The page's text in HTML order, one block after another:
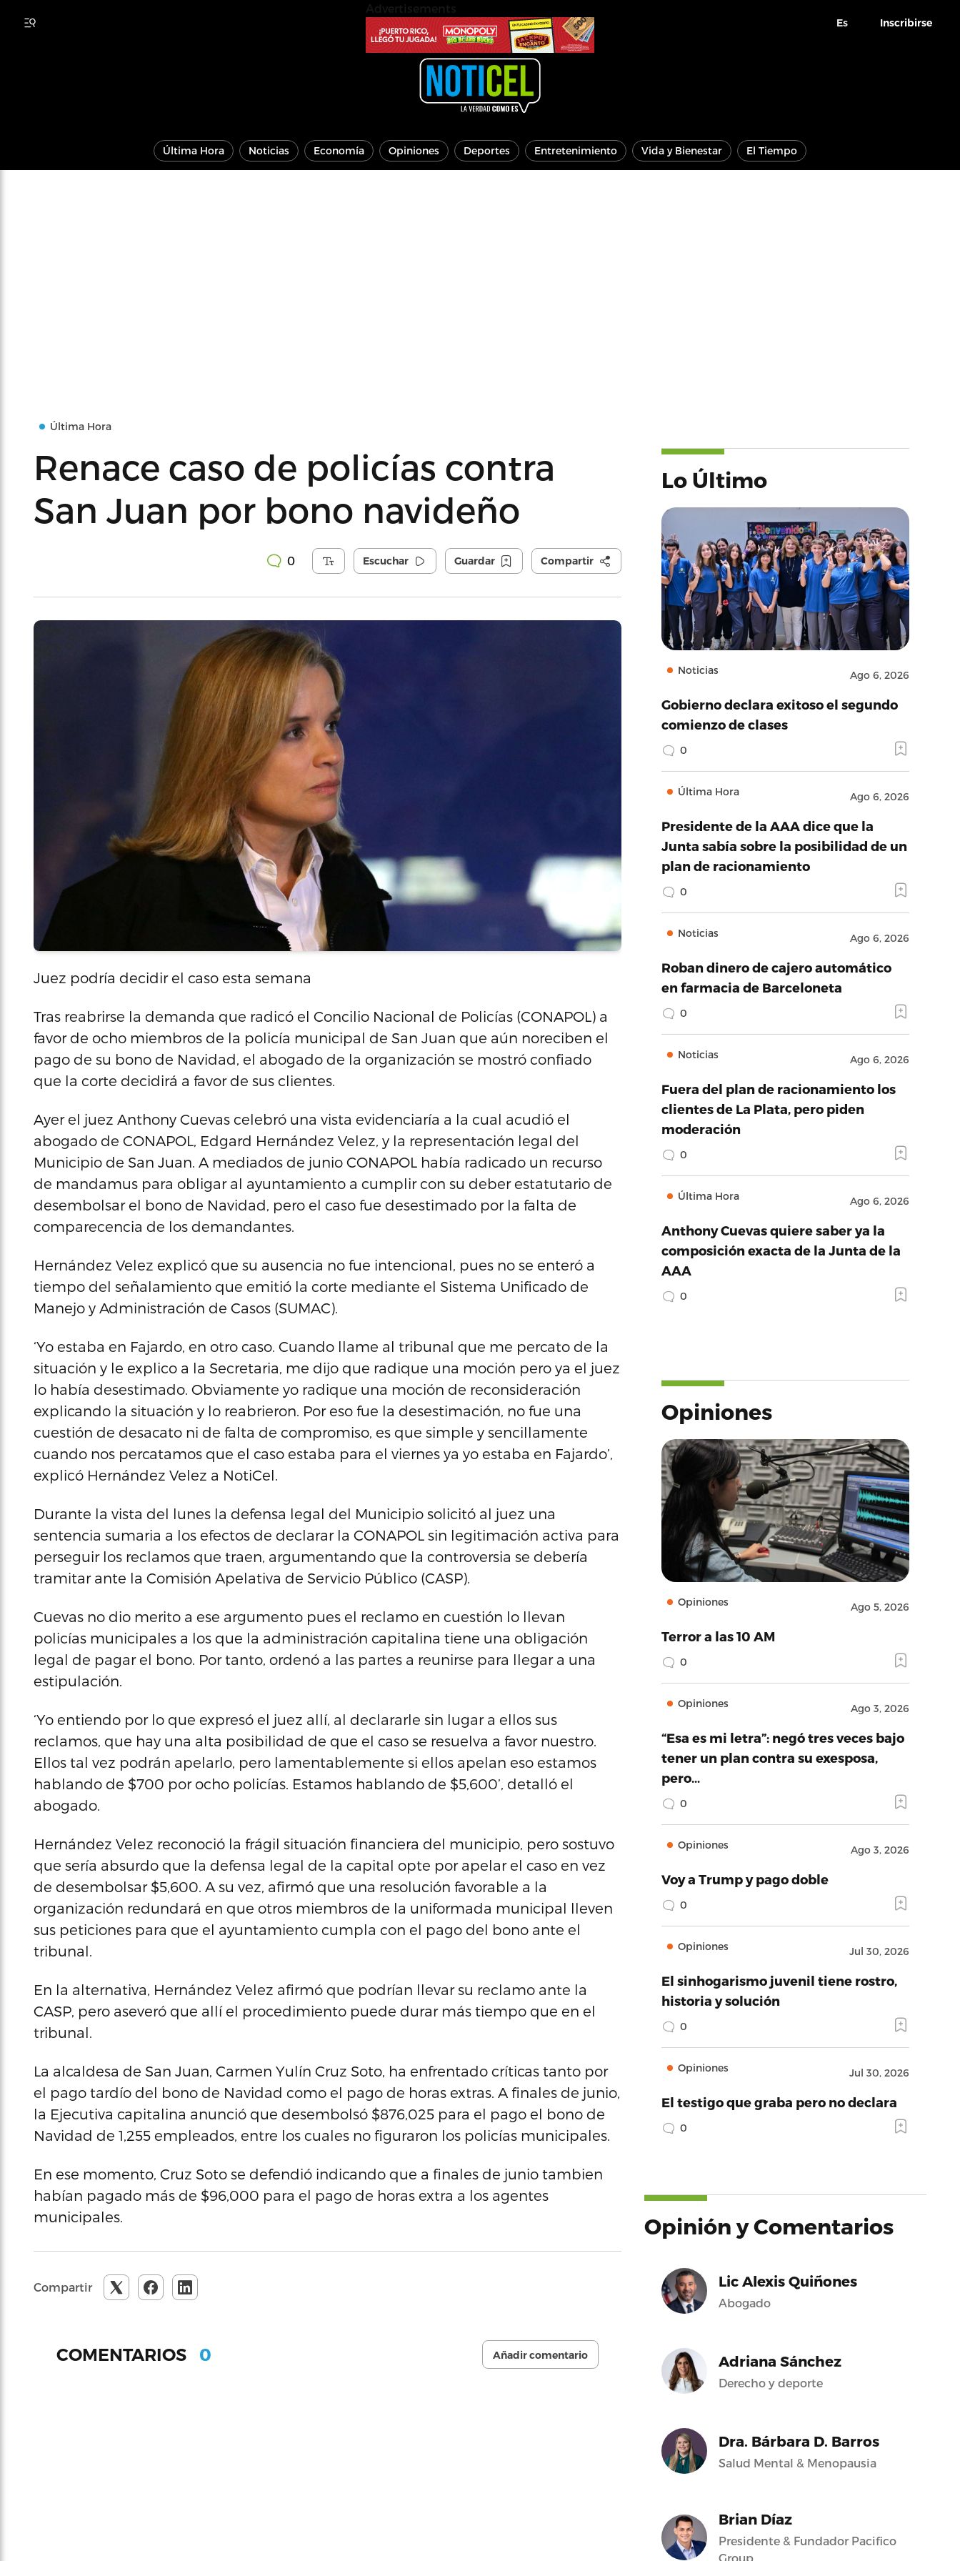
Es Inscribirse
Última Hora Noticias Economía Opiniones Deportes Entretenimiento Vida y Bienestar El Tiempo
Última Hora
Renace caso de policías contra
San Juan por bono navideño
0 Escuchar Guardar Compartir
Juez podría decidir el caso esta semana
Tras reabrirse la demanda que radicó el Concilio Nacional de Policías (CONAPOL) a
favor de ocho miembros de la policía municipal de San Juan que aún noreciben el
pago de su bono de Navidad, el abogado de la organización se mostró confiado
que la corte decidirá a favor de sus clientes.
Ayer el juez Anthony Cuevas celebró una vista evidenciaría a la cual acudió el
abogado de CONAPOL, Edgard Hernández Velez, y la representación legal del
Municipio de San Juan. A mediados de junio CONAPOL había radicado un recurso
de mandamus para obligar al ayuntamiento a cumplir con su deber estatutario de
desembolsar el bono de Navidad, pero el caso fue desestimado por la falta de
comparecencia de los demandantes.
Hernández Velez explicó que su ausencia no fue intencional, pues no se enteró a
tiempo del señalamiento que emitió la corte mediante el Sistema Unificado de
Manejo y Administración de Casos (SUMAC).
‘Yo estaba en Fajardo, en otro caso. Cuando llame al tribunal que me percato de la
situación y le explico a la Secretaria, me dijo que radique una moción pero ya el juez
lo había desestimado. Obviamente yo radique una moción de reconsideración
explicando la situación y lo reabrieron. Por eso fue la desestimación, no fue una
cuestión de desacato ni de falta de compromiso, es que simple y sencillamente
cuando nos percatamos que el caso estaba para el viernes ya yo estaba en Fajardo’,
explicó Hernández Velez a NotiCel.
Durante la vista del lunes la defensa legal del Municipio solicitó al juez una
sentencia sumaria a los efectos de declarar la CONAPOL sin legitimación activa para
perseguir los reclamos que traen, argumentando que la controversia se debería
tramitar ante la Comisión Apelativa de Servicio Público (CASP).
Cuevas no dio merito a ese argumento pues el reclamo en cuestión lo llevan
policías municipales a los que la administración capitalina tiene una obligación
legal de pagar el bono. Por tanto, ordenó a las partes a reunirse para llegar a una
estipulación.
‘Yo entiendo por lo que expresó el juez allí, al declararle sin lugar a ellos sus
reclamos, que hay una alta posibilidad de que el caso se resuelva a favor nuestro.
Ellos tal vez podrán apelarlo, pero lamentablemente si ellos apelan eso estamos
hablando de $700 por ocho policías. Estamos hablando de $5,600’, detalló el
abogado.
Hernández Velez reconoció la frágil situación financiera del municipio, pero sostuvo
que sería absurdo que la defensa legal de la capital opte por apelar el caso en vez
de desembolsar $5,600. A su vez, afirmó que una resolución favorable a la
organización redundará en que otros miembros de la uniformada municipal lleven
sus peticiones para que el ayuntamiento cumpla con el pago del bono ante el
tribunal.
En la alternativa, Hernández Velez afirmó que podrían llevar su reclamo ante la
CASP, pero aseveró que allí el procedimiento puede durar más tiempo que en el
tribunal.
La alcaldesa de San Juan, Carmen Yulín Cruz Soto, ha enfrentado críticas tanto por
el pago tardío del bono de Navidad como el pago de horas extras. A finales de junio,
la Ejecutiva capitalina anunció que desembolsó $876,025 para el pago el bono de
Navidad de 1,255 empleados, entre los cuales no figuraron los policías municipales.
En ese momento, Cruz Soto se defendió indicando que a finales de junio tambien
habían pagado más de $96,000 para el pago de horas extra a los agentes
municipales.
Compartir
COMENTARIOS 0 Añadir comentario
Lo Último
Noticias Ago 6, 2026
Gobierno declara exitoso el segundo
comienzo de clases
0
Última Hora Ago 6, 2026
Presidente de la AAA dice que la
Junta sabía sobre la posibilidad de un
plan de racionamiento
0
Noticias Ago 6, 2026
Roban dinero de cajero automático
en farmacia de Barceloneta
0
Noticias Ago 6, 2026
Fuera del plan de racionamiento los
clientes de La Plata, pero piden
moderación
0
Última Hora Ago 6, 2026
Anthony Cuevas quiere saber ya la
composición exacta de la Junta de la
AAA
0
Opiniones
Opiniones Ago 5, 2026
Terror a las 10 AM
0
Opiniones Ago 3, 2026
“Esa es mi letra”: negó tres veces bajo
tener un plan contra su exesposa,
pero…
0
Opiniones Ago 3, 2026
Voy a Trump y pago doble
0
Opiniones Jul 30, 2026
El sinhogarismo juvenil tiene rostro,
historia y solución
0
Opiniones Jul 30, 2026
El testigo que graba pero no declara
0
Opinión y Comentarios
Lic Alexis Quiñones
Abogado
Adriana Sánchez
Derecho y deporte
Dra. Bárbara D. Barros
Salud Mental & Menopausia
Brian Díaz
Presidente & Fundador Pacifico
Group